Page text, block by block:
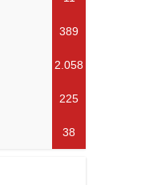
389
2.058
225
38